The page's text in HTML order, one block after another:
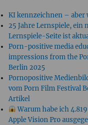
KI kennzeichnen – aber
25 Jahre Lernspiele, ein
Lernspiele-Seite ist
Porn-positive media
impressions from the
Berlin 2025
Pornopositive
vom Porn Film Festival
Artikel
Warum habe ich
Apple Vision Pro